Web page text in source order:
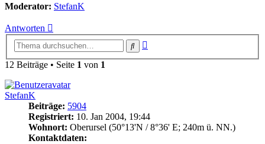
Moderator: StefanK
Antworten
Suche
12 Beiträge • Seite 1 von 1
StefanK
Beiträge: 5904
Registriert: 10. Jan 2004, 19:44
Wohnort: Oberursel (50°13'N / 8°36' E; 240m ü. NN.)
Kontaktdaten: